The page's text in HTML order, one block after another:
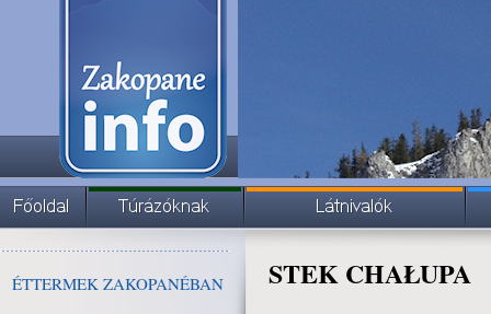
ÉTTERMEK ZAKOPANÉBAN
STEK CHAŁUPA